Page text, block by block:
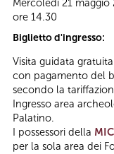
Mercoledì 21 maggio
ore 14.30
Biglietto d'ingresso:
Visita guidata
con pagamento del
secondo la
Ingresso area
Palatino.
I possessori della
per la sola area dei